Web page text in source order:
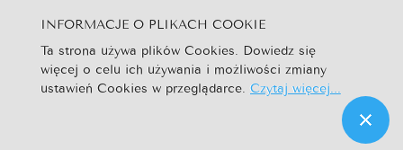
Szukaj... Go
Strona Główna
Newsy
INFORMACJE O PLIKACH COOKIE
Ta strona używa plików Cookies. Dowiedz się
więcej o celu ich używania i możliwości zmiany
ustawień Cookies w przeglądarce. Czytaj więcej...